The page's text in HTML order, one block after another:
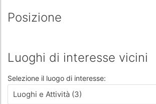
Posizione
Luoghi di interesse vicini
Selezione il luogo di interesse:
Luoghi e Attività (3)